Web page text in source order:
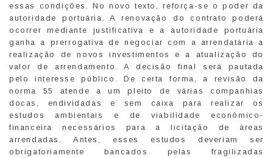
essas condições. No novo texto, reforça-se o poder da
autoridade portuária. A renovação do contrato poderá
ocorrer mediante justificativa e a autoridade portuária
ganha a prerrogativa de negociar com a arrendatária a
realização de novos investimentos e a atualização do
valor de arrendamento. A decisão final será pautada
pelo interesse público. De certa forma, a revisão da
norma 55 atende a um pleito de várias companhias
docas, endividadas e sem caixa para realizar os
estudos ambientais e de viabilidade econômico-
financeira necessários para a licitação de áreas
arrendadas. Antes, esses estudos deveriam ser
obrigatoriamente bancados pelas fragilizadas